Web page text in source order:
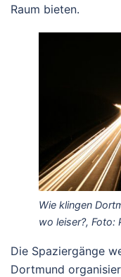
Raum bieten.
Wie klingen
wo leiser?, Foto:
Die Spaziergänge
Dortmund